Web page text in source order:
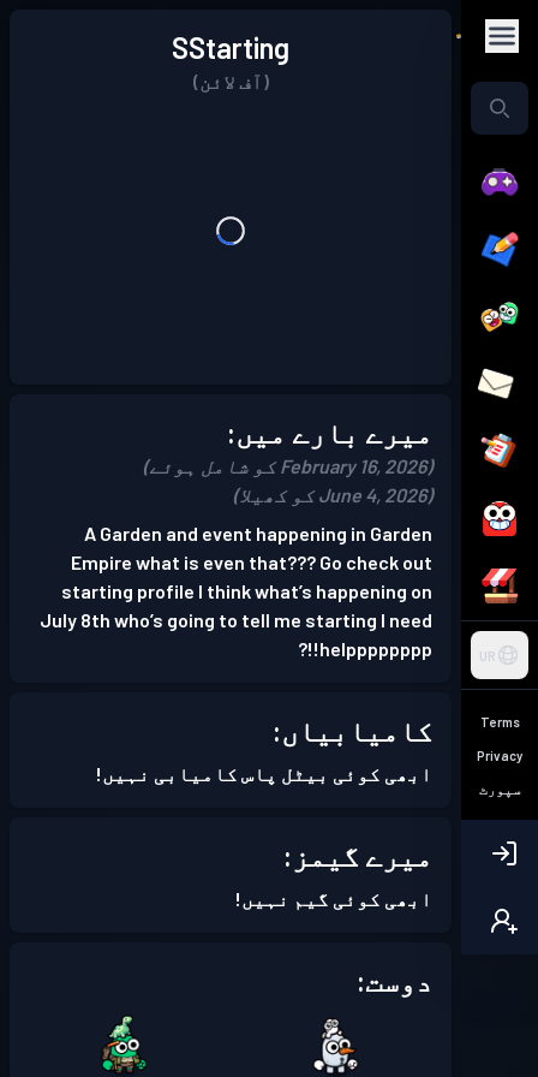
UR
Terms
Privacy
سپورٹ
SStarting
(آف لائن)
میرے بارے میں:
(February 16, 2026 کو شامل ہوئے)
(June 4, 2026 کو کھیلا)
A Garden and event happening in Garden
Empire what is even that??? Go check out
starting profile I think what’s happening on
July 8th who’s going to tell me starting I need
helpppppppp!!?
کامیابیاں:
ابھی کوئی بیٹل پاس کامیابی نہیں!
میرے گیمز:
ابھی کوئی گیم نہیں!
دوست: